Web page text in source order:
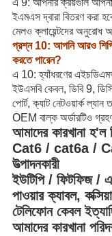
এ 9: আপনার ক্রয়গুলি
ইএমএস দ্বারা বিতরণ করা
মেলও ক্লায়েন্টদের অনুরোধ
প্রশ্ন 10: আপনি আরও
করতে পারেন?
এ 10: হ্যাঁধরণের
ইউএসবি কেবল, ডিবি 9,
পোর্ট, ক্যাট নেটওয়ার্ক ল্যান
OEM বাল্ক অর্ডারটিও
আমাদের কারখানা
Cat6 / cat6a /
উত্পাদনকারী
ইউটিপি / ফিটফিজ /
পাওয়ার ক্যাবল,
টেলিফোন কেবল
আমাদের কারখানা